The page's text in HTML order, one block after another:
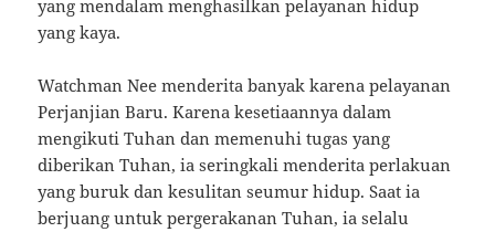
yang mendalam menghasilkan pelayanan hidup
yang kaya.
Watchman Nee menderita banyak karena pelayanan
Perjanjian Baru. Karena kesetiaannya dalam
mengikuti Tuhan dan memenuhi tugas yang
diberikan Tuhan, ia seringkali menderita perlakuan
yang buruk dan kesulitan seumur hidup. Saat ia
berjuang untuk pergerakanan Tuhan, ia selalu